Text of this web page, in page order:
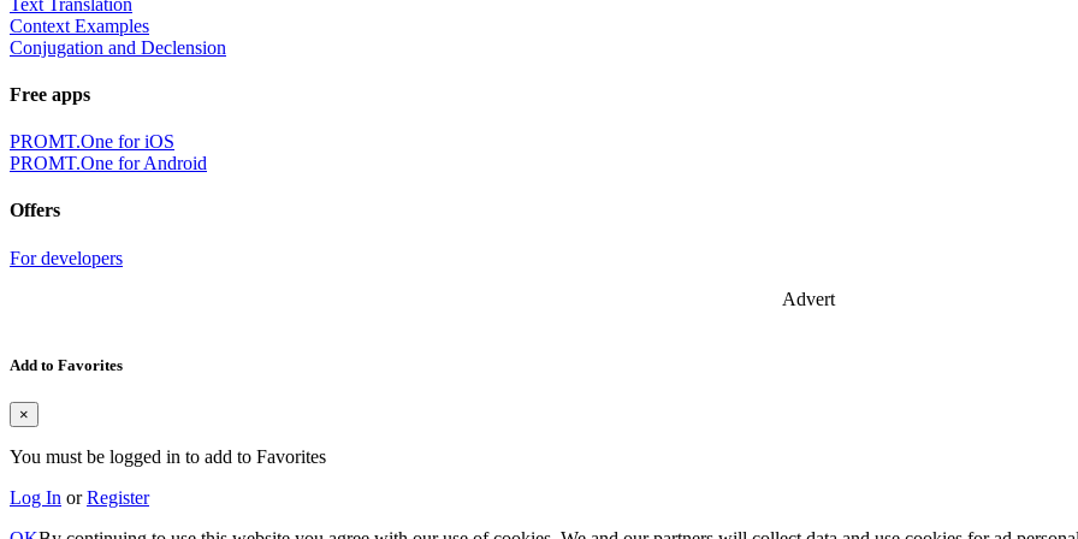
Context Examples
Conjugation and Declension
Free apps
PROMT.One for iOS
PROMT.One for Android
Offers
For developers
Advert
Add to Favorites
×
You must be logged in to add to Favorites
Log In orRegister